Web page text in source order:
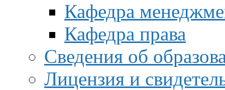
Кафедра
Кафедра права
Сведения об
Лицензия и